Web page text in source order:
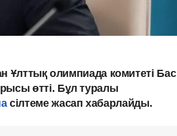
Ұлттық олимпиада комитеті Бас
өтті. Бұл туралы
сілтеме жасап хабарлайды.